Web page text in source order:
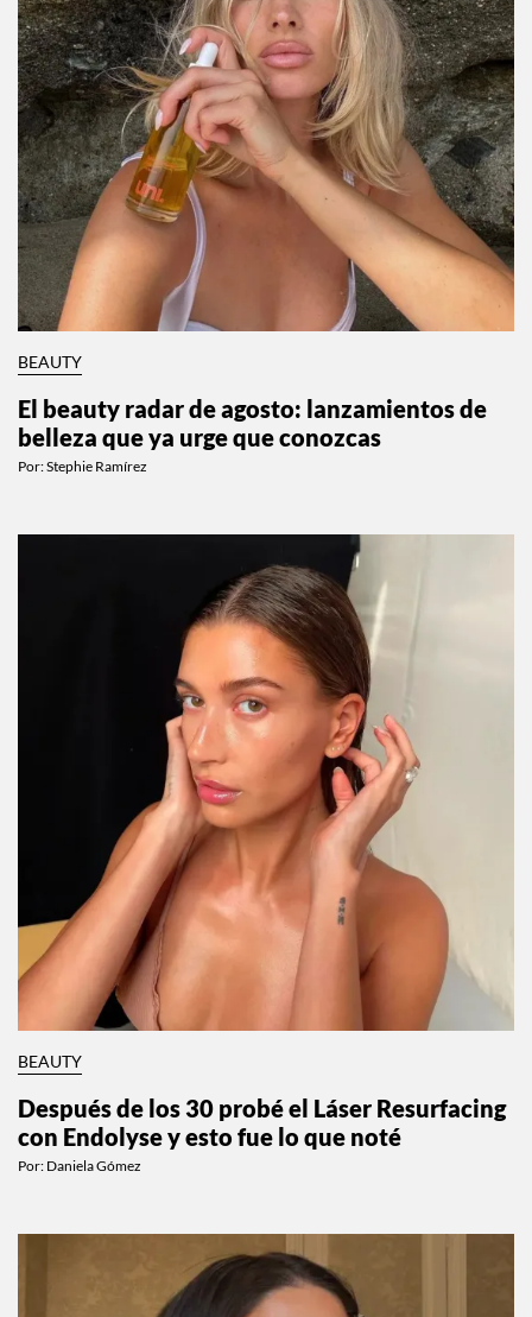
BEAUTY
El beauty radar de agosto: lanzamientos de
belleza que ya urge que conozcas
Por:Stephie Ramírez
BEAUTY
Después de los 30 probé el Láser Resurfacing
con Endolyse y esto fue lo que noté
Por: Daniela Gómez